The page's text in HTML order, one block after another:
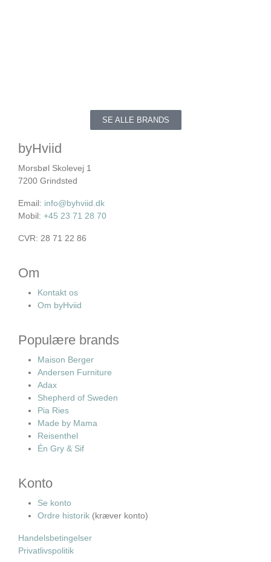
SE ALLE BRANDS
byHviid
Morsbøl Skolevej 1
7200 Grindsted
Email: info@byhviid.dk
Mobil: +45 23 71 28 70
CVR: 28 71 22 86
Om
Kontakt os
Om byHviid
Populære brands
Maison Berger
Andersen Furniture
Adax
Shepherd of Sweden
Pia Ries
Made by Mama
Reisenthel
Én Gry & Sif
Konto
Se konto
Ordre historik (kræver konto)
Handelsbetingelser
Privatlivspolitik